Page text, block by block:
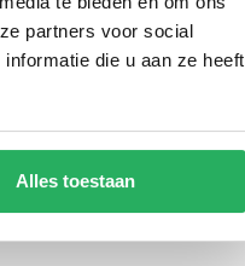
partners voor social
die u aan ze heeft
Alles toestaan